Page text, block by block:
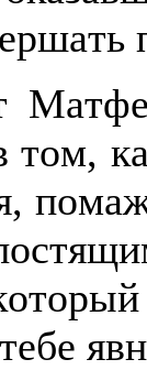
том,